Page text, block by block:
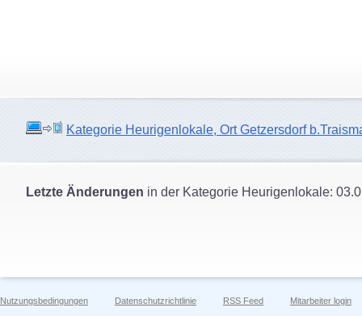
Kategorie Heurigenlokale, Ort Getzersdorf
Letzte Änderungen in der Kategorie Heurigenlokale:
Nutzungsbedingungen Datenschutzrichtlinie RSS Feed Mitarbeiter login